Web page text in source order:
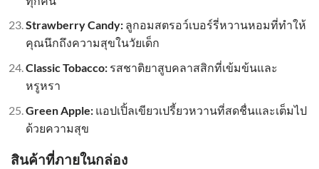
Strawberry Candy:ลูกอมสตรอว์เบอร์รี่หวานหอมที่ทำให้
คุณนึกถึงความสุขในวัยเด็ก
Classic Tobacco:รสชาติยาสูบคลาสสิกที่เข้มข้นและ
หรูหรา
Green Apple:แอปเปิ้ลเขียวเปรี้ยวหวานที่สดชื่นและเต็มไป
ด้วยความสุข
สินค้าที่ภายในกล่อง